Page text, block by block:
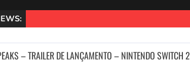
– TRAILER DE LANÇAMENTO – NINTENDO SWITCH 2